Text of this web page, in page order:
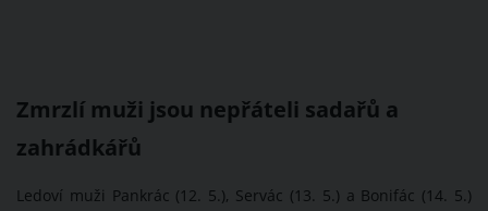
Zmrzlí muži jsou nepřáteli sadařů a
zahrádkářů
Ledoví muži Pankrác (12. 5.), Servác (13. 5.) a Bonifác (14. 5.)